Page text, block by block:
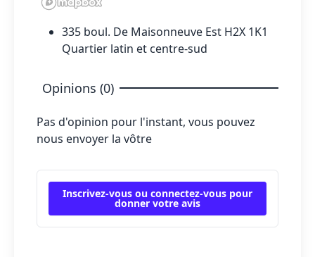
335 boul. De Maisonneuve Est H2X 1K1
Quartier latin et centre-sud
Opinions (0)
Pas d'opinion pour l'instant, vous pouvez
nous envoyer la vôtre
Inscrivez-vous ou connectez-vous pour
donner votre avis